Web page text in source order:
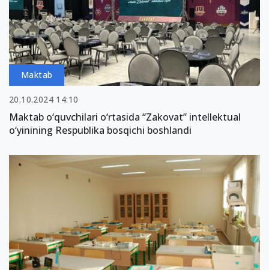
Maktab
20.10.2024 14:10
Maktab o‘quvchilari o‘rtasida “Zakovat” intellektual
o‘yinining Respublika bosqichi boshlandi